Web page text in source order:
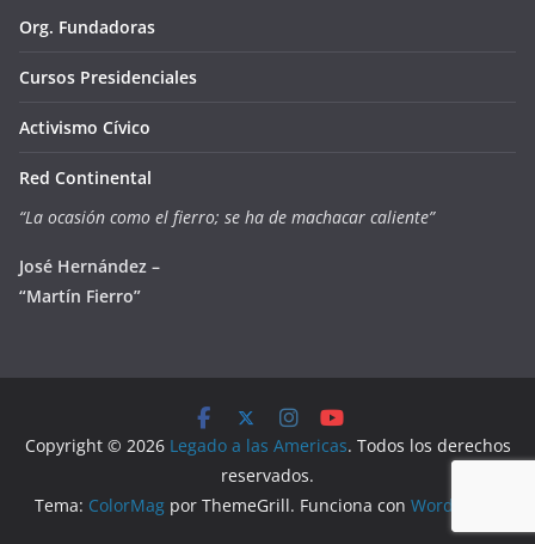
Org. Fundadoras
Cursos Presidenciales
Activismo Cívico
Red Continental
“La ocasión como el fierro; se ha de machacar caliente”
José Hernández –
“Martín Fierro”
Copyright © 2026 Legado a las Americas. Todos los derechos
reservados.
Tema: ColorMagpor ThemeGrill. Funciona con WordPress